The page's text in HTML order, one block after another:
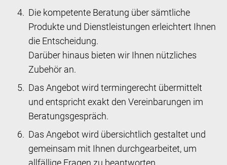
Die kompetente Beratung über sämtliche
Produkte und Dienstleistungen erleichtert Ihnen
die Entscheidung.
Darüber hinaus bieten wir Ihnen nützliches
Zubehör an.
Das Angebot wird termingerecht übermittelt
und entspricht exakt den Vereinbarungen im
Beratungsgespräch.
Das Angebot wird übersichtlich gestaltet und
gemeinsam mit Ihnen durchgearbeitet, um
allfällige Fragen zu beantworten.